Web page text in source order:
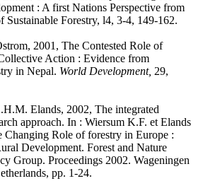
: A first Nations Perspective from
Sustainable Forestry, l4, 3-4, 149-162.
2001, The Contested Role of
Action : Evidence from
in Nepal. World Development, 29,
Elands, 2002, The integrated
approach. In : Wiersum K.F. et Elands
Role of forestry in Europe :
Development. Forest and Nature
Group. Proceedings 2002. Wageningen
pp. 1-24.